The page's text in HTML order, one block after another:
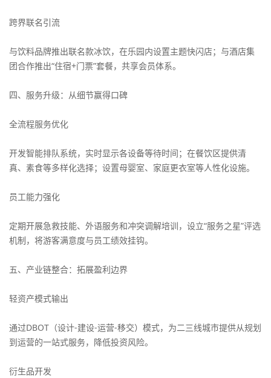
跨界联名引流
与饮料品牌推出联名款冰饮，在乐园内设置主题快闪店；与酒店集
团合作推出“住宿+门票”套餐，共享会员体系。
四、服务升级：从细节赢得口碑
全流程服务优化
开发智能排队系统，实时显示各设备等待时间；在餐饮区提供清
真、素食等多样化选择；设置母婴室、家庭更衣室等人性化设施。
员工能力强化
定期开展急救技能、外语服务和冲突调解培训，设立“服务之星”评选
机制，将游客满意度与员工绩效挂钩。
五、产业链整合：拓展盈利边界
轻资产模式输出
通过DBOT（设计-建设-运营-移交）模式，为二三线城市提供从规划
到运营的一站式服务，降低投资风险。
衍生品开发